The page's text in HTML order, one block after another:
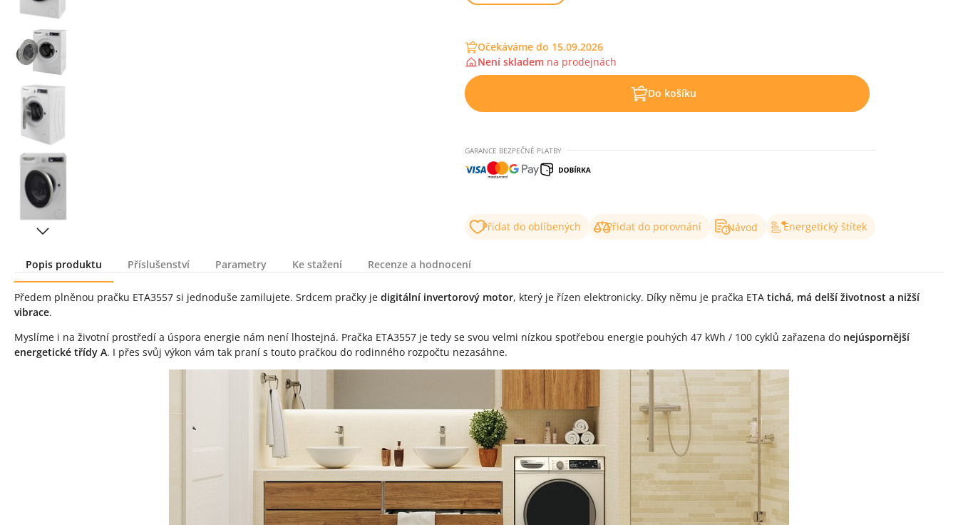
Očekáváme do 15.09.2026
Není skladem na prodejnách
Do košíku
GARANCE BEZPEČNÉ PLATBY
Přidat do oblíbených Přidat do porovnání Návod Energetický štítek
Popis produktu Příslušenství Parametry Ke stažení Recenze a hodnocení
Popis produktu
Předem plněnou pračku ETA3557 si jednoduše zamilujete. Srdcem pračky je digitální invertorový motor, který je řízen elektronicky. Díky němu je pračka ETA tichá, má delší životnost a nižší
vibrace.
Myslíme i na životní prostředí a úspora energie nám není lhostejná. Pračka ETA3557 je tedy se svou velmi nízkou spotřebou energie pouhých 47 kWh / 100 cyklů zařazena do nejúspornější
energetické třídy A. I přes svůj výkon vám tak praní s touto pračkou do rodinného rozpočtu nezasáhne.